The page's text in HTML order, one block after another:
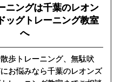
ニングは千葉のレオン
グトレーニング教室
へ
歩トレーニング、無駄吠
お悩みなら千葉のレオンズ